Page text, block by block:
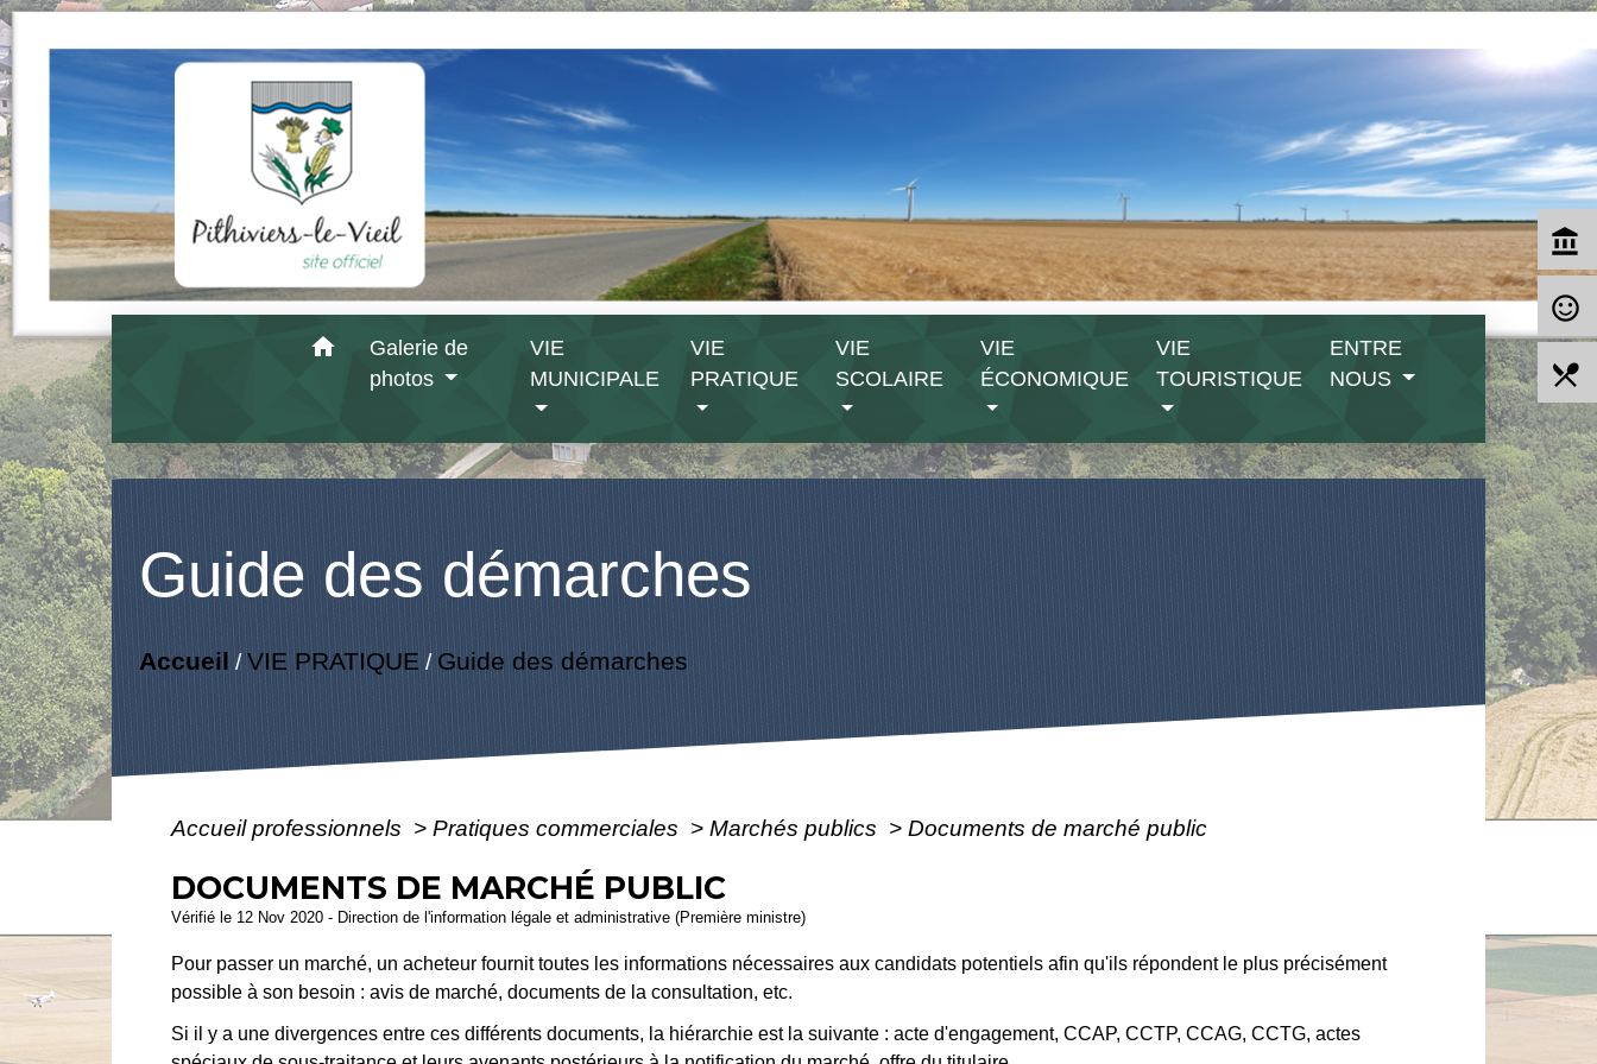
home
Galerie de
photos
VIE
MUNICIPALE
VIE
PRATIQUE
VIE
SCOLAIRE
VIE
ÉCONOMIQUE
VIE
TOURISTIQUE
ENTRE
NOUS
Guide des démarches
Accueil /VIE PRATIQUE/ Guide des démarches
Accueil professionnels > Pratiques commerciales > Marchés publics > Documents de marché public
DOCUMENTS DE MARCHÉ PUBLIC
Vérifié le 12 Nov 2020 - Direction de l'information légale et administrative (Première ministre)
Pour passer un marché, un acheteur fournit toutes les informations nécessaires aux candidats potentiels afin qu'ils répondent le plus précisément
possible à son besoin : avis de marché, documents de la consultation, etc.
Si il y a une divergences entre ces différents documents, la hiérarchie est la suivante : acte d'engagement, CCAP, CCTP, CCAG, CCTG, actes
account_balance
sentiment_satisfied_alt
local_dining